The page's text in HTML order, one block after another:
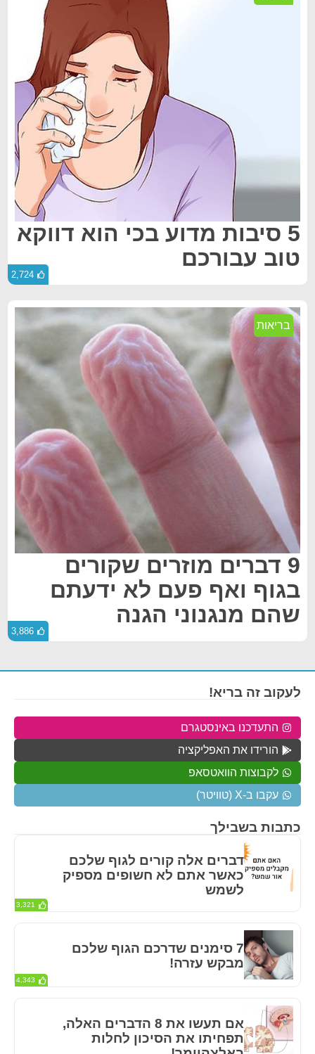
5 סיבות מדוע בכי הוא דווקא
טוב עבורכם
2,724
בריאות
9 דברים מוזרים שקורים
בגוף ואף פעם לא ידעתם
שהם מנגנוני הגנה
3,886
כתבות בשבילך
דברים אלה קורים לגוף שלכם
כאשר אתם לא חשופים מספיק
לשמש
3,321
7 סימנים שדרכם הגוף שלכם
מבקש עזרה!
4,343
אם תעשו את 8 הדברים האלה,
תפחיתו את הסיכון לחלות
לעקוב זה בריא!
התעדכנו באינסטגרם
הורידו את האפליקציה
לקבוצות הוואטסאפ
עקבו ב-X (טוויטר)